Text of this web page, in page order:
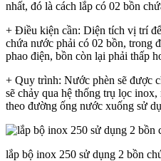
nhất, đó là cách lắp có 02 bồn
+ Điều kiện cần: Diện tích vị trí
chứa nước phải có 02 bồn, trong
phao điện, bồn còn lại phải thấp
+ Quy trình: Nước phèn sẽ được
sẽ chảy qua hệ thống trụ lọc
theo đường ống nước xuống sử
lắp bộ inox 250 sử dụng 2 bồn